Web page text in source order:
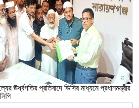
ঊর্ধ্বগতির প্রতিবাদে ডিসির মাধ্যমে প্রধানমন্ত্রীর